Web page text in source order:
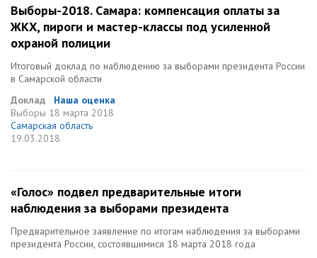
Выборы-2018. Самара: компенсация оплаты за
ЖКХ, пироги и мастер-классы под усиленной
охраной полиции
Итоговый доклад по наблюдению за выборами президента России
в Самарской области
Доклад
Наша оценка
Выборы 18 марта 2018
Самарская область
19.03.2018
«Голос» подвел предварительные итоги
наблюдения за выборами президента
Предварительное заявление по итогам наблюдения за выборами
президента России, состоявшимися 18 марта 2018 года